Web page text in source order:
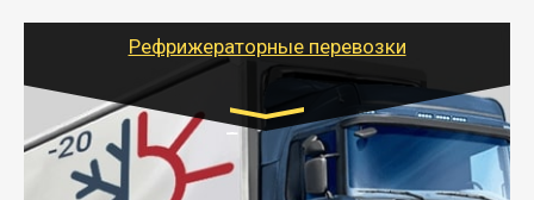
для погрузочно-разгрузочных работ при перевозке.
Рефрижераторные перевозки
Транспорт:
Газель (1,5 и 3 тонны), Бычок, Еврофура от 5 до
10 тонн